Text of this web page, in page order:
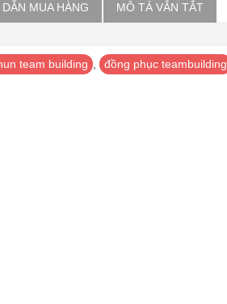
MUA HÀNG MÔ TẢ VẮN TẮT
team building đồng phục teambuilding